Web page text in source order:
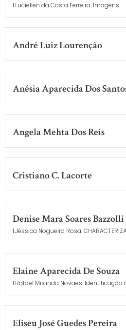
1.Luciellen da Costa Ferreira. Imagens...
André Luiz Lourenção
Anésia Aparecida Dos
Angela Mehta Dos Reis
Cristiano C. Lacorte
Denise Mara Soares Bazzolli
1.Jéssica Nogueira Rosa.
Elaine Aparecida De Souza
1.Rafael Miranda Novaes. Identificação
Eliseu José Guedes Pereira